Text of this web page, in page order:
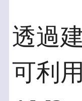
透過
可利